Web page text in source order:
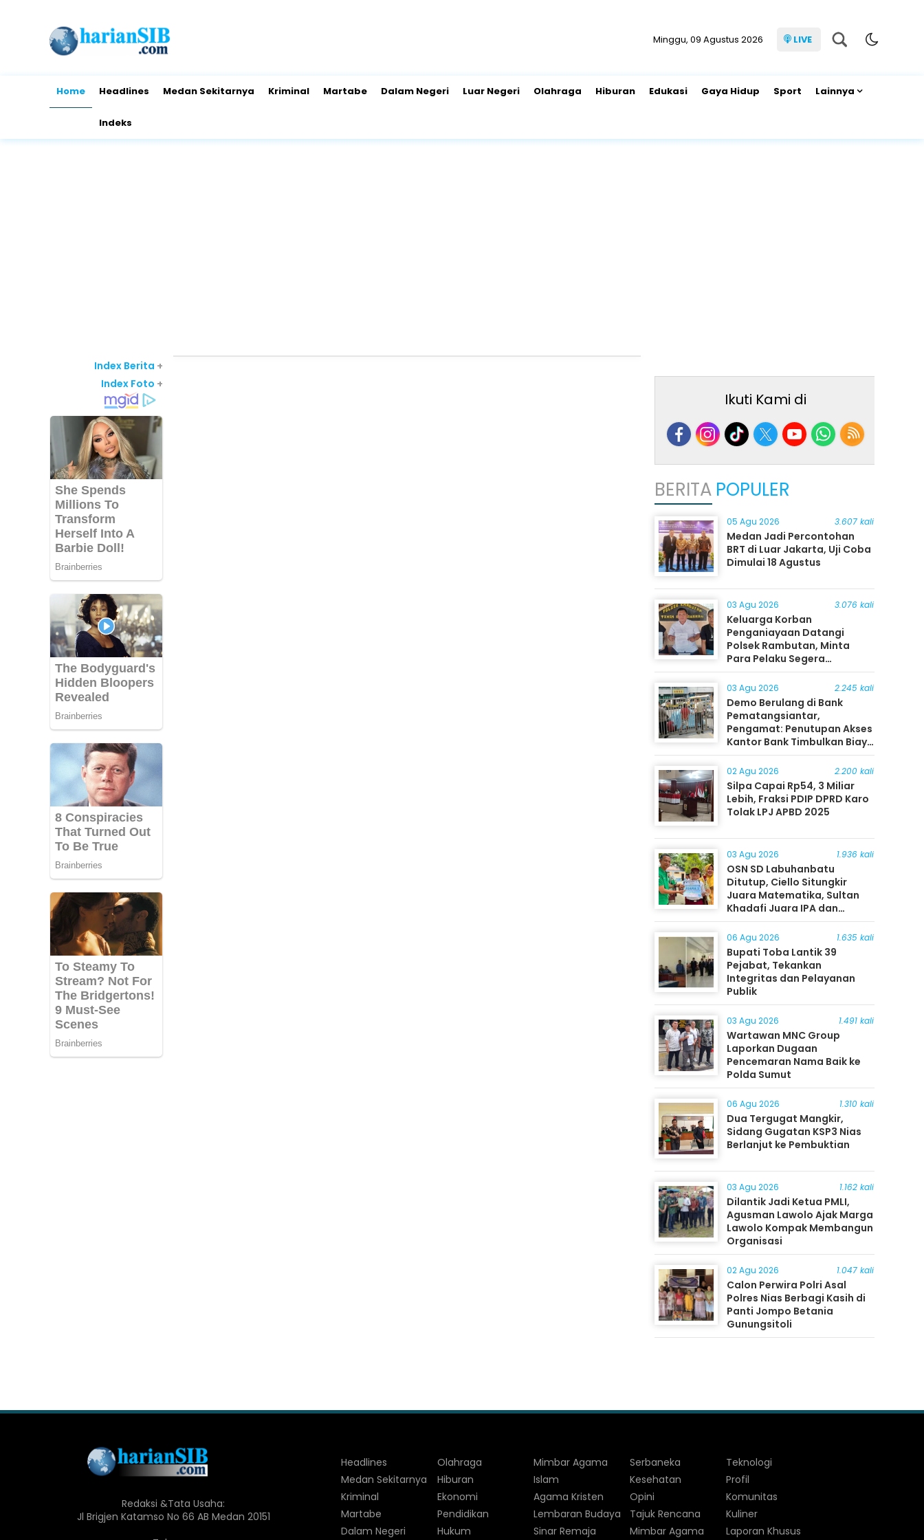
Minggu, 09 Agustus 2026 LIVE
Home Headlines Medan Sekitarnya Kriminal Martabe Dalam Negeri Luar Negeri Olahraga Hiburan Edukasi Gaya Hidup Sport Lainnya
Indeks
Index Berita +
Index Foto +
Ikuti Kami di
BERITA POPULER
05 Agu 2026 3.607 kali
Medan Jadi Percontohan
BRT di Luar Jakarta, Uji Coba
Dimulai 18 Agustus
03 Agu 2026 3.076 kali
Keluarga Korban
Penganiayaan Datangi
Polsek Rambutan, Minta
Para Pelaku Segera
Ditangkap
03 Agu 2026 2.245 kali
Demo Berulang di Bank
Pematangsiantar,
Pengamat: Penutupan Akses
Kantor Bank Timbulkan Biaya
Ekonomi bagi Masyarakat
02 Agu 2026 2.200 kali
Silpa Capai Rp54, 3 Miliar
Lebih, Fraksi PDIP DPRD Karo
Tolak LPJ APBD 2025
03 Agu 2026 1.936 kali
OSN SD Labuhanbatu
Ditutup, Ciello Situngkir
Juara Matematika, Sultan
Khadafi Juara IPA dan
Timothy Rangkuti Juara IPS
06 Agu 2026 1.635 kali
Bupati Toba Lantik 39
Pejabat, Tekankan
Integritas dan Pelayanan
Publik
03 Agu 2026 1.491 kali
Wartawan MNC Group
Laporkan Dugaan
Pencemaran Nama Baik ke
Polda Sumut
06 Agu 2026 1.310 kali
Dua Tergugat Mangkir,
Sidang Gugatan KSP3 Nias
Berlanjut ke Pembuktian
03 Agu 2026 1.162 kali
Dilantik Jadi Ketua PMLI,
Agusman Lawolo Ajak Marga
Lawolo Kompak Membangun
Organisasi
02 Agu 2026 1.047 kali
Calon Perwira Polri Asal
Polres Nias Berbagi Kasih di
Panti Jompo Betania
Gunungsitoli
Redaksi &Tata Usaha:
Jl Brigjen Katamso No 66 AB Medan 20151
Headlines
Medan Sekitarnya
Kriminal
Martabe
Dalam Negeri
Olahraga
Hiburan
Ekonomi
Pendidikan
Hukum
Mimbar Agama
Islam
Agama Kristen
Lembaran Budaya
Sinar Remaja
Serbaneka
Kesehatan
Opini
Tajuk Rencana
Mimbar Agama
Teknologi
Profil
Komunitas
Kuliner
Laporan Khusus